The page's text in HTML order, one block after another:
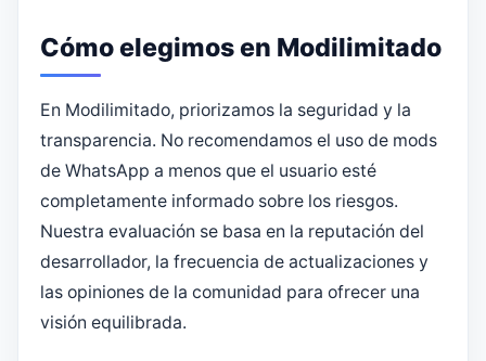
Cómo elegimos en Modilimitado
En Modilimitado, priorizamos la seguridad y la
transparencia. No recomendamos el uso de mods
de WhatsApp a menos que el usuario esté
completamente informado sobre los riesgos.
Nuestra evaluación se basa en la reputación del
desarrollador, la frecuencia de actualizaciones y
las opiniones de la comunidad para ofrecer una
visión equilibrada.